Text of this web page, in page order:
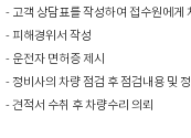
- 고객 상담표를 작성하여 접수원에게
- 피해경위서 작성
- 운전자 면허증 제시
- 정비사의 차량 점검 후 점검내용 및
- 견적서 수취 후 차량수리 의뢰